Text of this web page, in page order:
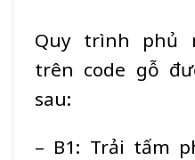
Quy trình phủ
trên code gỗ
sau:
– B1: Trải tấm